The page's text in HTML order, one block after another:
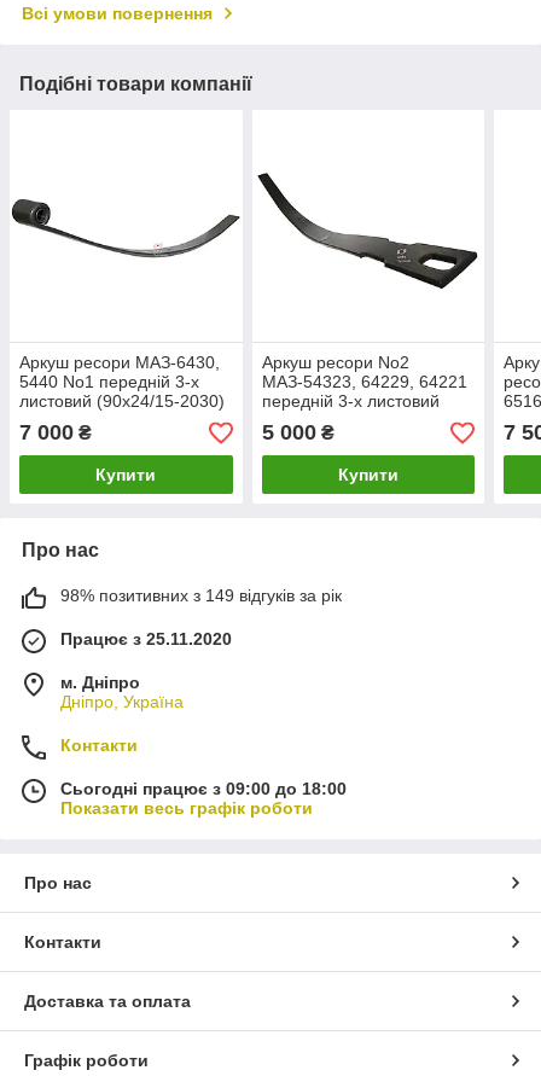
Всі умови повернення
Подібні товари компанії
Аркуш ресори МАЗ-6430,
5440 No1 передній 3-х
листовий (90х24/15-2030)
(пр.о КАМАХ)
7 000 ₴
Купити
Аркуш ресори No2
МАЗ-54323, 64229, 64221
передній 3-х листовий
(90х23/11,9-2090) (пр-ово
КАМАХ)
5 000₴
Купити
2
7
Про нас
98% позитивних з 149 відгуків за рік
Працює з 25.11.2020
м. Дніпро
Дніпро, Україна
Контакти
Сьогодні працює з 09:00 до 18:00
Показати весь графік роботи
Про нас
Контакти
Доставка та оплата
Графік роботи